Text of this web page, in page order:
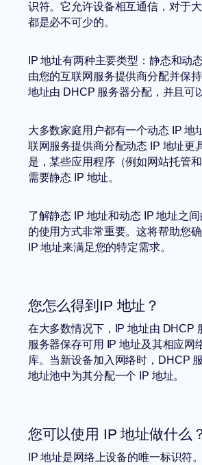
识符。它允许设备相互通信，对于
都是必不可少的。
IP 地址有两种主要类型：静态和动
由您的互联网服务提供商分配并保
地址由 DHCP 服务器分配，并且可
大多数家庭用户都有一个动态 IP 地
联网服务提供商分配动态 IP 地址更
是，某些应用程序（例如网站托管
需要静态 IP 地址。
了解静态 IP 地址和动态 IP 地址之
的使用方式非常重要。这将帮助您
IP 地址来满足您的特定需求。
您怎么得到IP 地址？
在大多数情况下，IP 地址由 DHCP
服务器保存可用 IP 地址及其相应网
库。当新设备加入网络时，DHCP
地址池中为其分配一个 IP 地址。
您可以使用 IP 地址做什么
IP 地址是网络上设备的唯一标识符